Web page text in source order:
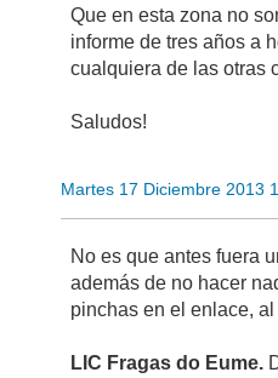
Que en esta zona no
informe de tres años a
cualquiera de las otras
Saludos!
Martes 17 Diciembre 2013
No es que antes fuera
además de no hacer
pinchas en el enlace,
LIC Fragas do Eume.